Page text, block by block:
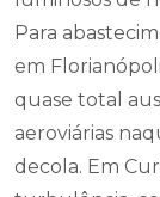
Para
em
quase total
aeroviárias
decola. Em